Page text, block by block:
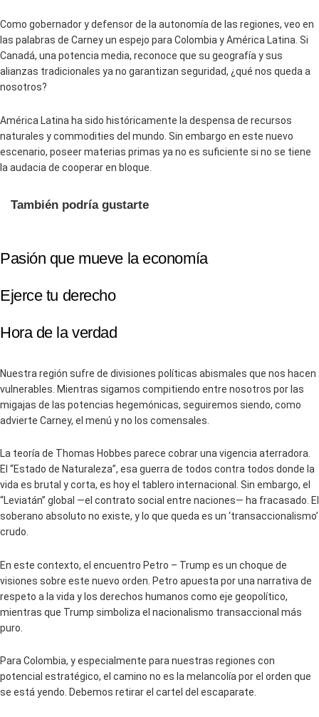
Como gobernador y defensor de la autonomía de las regiones, veo en
las palabras de Carney un espejo para Colombia y América Latina. Si
Canadá, una potencia media, reconoce que su geografía y sus
alianzas tradicionales ya no garantizan seguridad, ¿qué nos queda a
nosotros?
América Latina ha sido históricamente la despensa de recursos
naturales y commodities del mundo. Sin embargo en este nuevo
escenario, poseer materias primas ya no es suficiente si no se tiene
la audacia de cooperar en bloque.
También podría gustarte
Pasión que mueve la economía
Ejerce tu derecho
Hora de la verdad
Nuestra región sufre de divisiones políticas abismales que nos hacen
vulnerables. Mientras sigamos compitiendo entre nosotros por las
migajas de las potencias hegemónicas, seguiremos siendo, como
advierte Carney, el menú y no los comensales.
La teoría de Thomas Hobbes parece cobrar una vigencia aterradora.
El “Estado de Naturaleza”, esa guerra de todos contra todos donde la
vida es brutal y corta, es hoy el tablero internacional. Sin embargo, el
“Leviatán” global —el contrato social entre naciones— ha fracasado. El
soberano absoluto no existe, y lo que queda es un ‘transaccionalismo’
crudo.
En este contexto, el encuentro Petro – Trump es un choque de
visiones sobre este nuevo orden. Petro apuesta por una narrativa de
respeto a la vida y los derechos humanos como eje geopolítico,
mientras que Trump simboliza el nacionalismo transaccional más
puro.
Para Colombia, y especialmente para nuestras regiones con
potencial estratégico, el camino no es la melancolía por el orden que
se está yendo. Debemos retirar el cartel del escaparate.